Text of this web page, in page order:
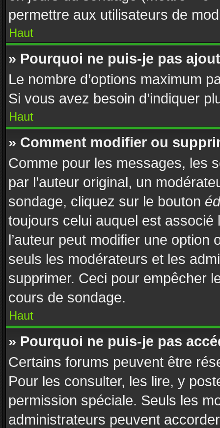
permettre aux utilisateurs de
Haut
» Pourquoi ne puis-je pas
Le nombre d’options maximum
Si vous avez besoin d’indiquer
Haut
» Comment modifier ou
Comme pour les messages, les
par l’auteur original, un
sondage, cliquez sur le bouton
toujours celui auquel est associé
l’auteur peut modifier une
seuls les modérateurs et les
supprimer. Ceci pour empêcher
cours de sondage.
Haut
» Pourquoi ne puis-je pas
Certains forums peuvent être
Pour les consulter, les lire, y
permission spéciale. Seuls les
administrateurs peuvent